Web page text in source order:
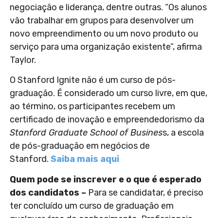
negociação e liderança, dentre outras. “Os alunos
vão trabalhar em grupos para desenvolver um
novo empreendimento ou um novo produto ou
serviço para uma organização existente”, afirma
Taylor.
O Stanford Ignite não é um curso de pós-
graduação. É considerado um curso livre, em que,
ao término, os participantes recebem um
certificado de inovação e empreendedorismo da
Stanford Graduate School of Business, a escola
de pós-graduação em negócios de
Stanford. Saiba mais aqui
Quem pode se inscrever e o que é esperado
dos candidatos – Para se candidatar, é preciso
ter concluído um curso de graduação em